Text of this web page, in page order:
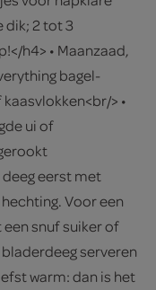
dik; 2 tot 3
h4> • Maanzaad,
bagel-
> •
ui of
eerst met
Voor een
snuf suiker of
serveren
warm: dan is het